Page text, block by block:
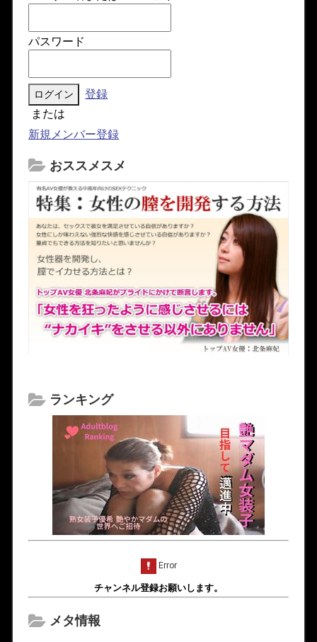
パスワード
登録
または
新規メンバー登録
おススメスメ
ランキング
チャンネル登録お願いします。
メタ情報